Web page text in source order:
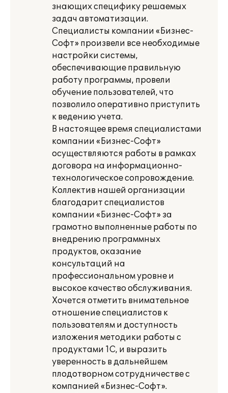
знающих специфику решаемых
задач автоматизации.
Специалисты компании «Бизнес-
Софт» произвели все необходимые
настройки системы,
обеспечивающие правильную
работу программы, провели
обучение пользователей, что
позволило оперативно приступить
к ведению учета.
В настоящее время специалистами
компании «Бизнес-Софт»
осуществляются работы в рамках
договора на информационно-
технологическое сопровождение.
Коллектив нашей организации
благодарит специалистов
компании «Бизнес-Софт» за
грамотно выполненные работы по
внедрению программных
продуктов, оказание
консультаций на
профессиональном уровне и
высокое качество обслуживания.
Хочется отметить внимательное
отношение специалистов к
пользователям и доступность
изложения методики работы с
продуктами 1С, и выразить
уверенность в дальнейшем
плодотворном сотрудничестве с
компанией «Бизнес-Софт».